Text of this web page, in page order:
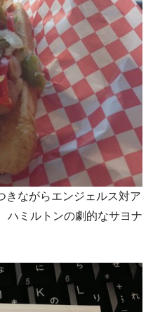
きながらエンジェルス対ア
ハミルトンの劇的なサヨナ